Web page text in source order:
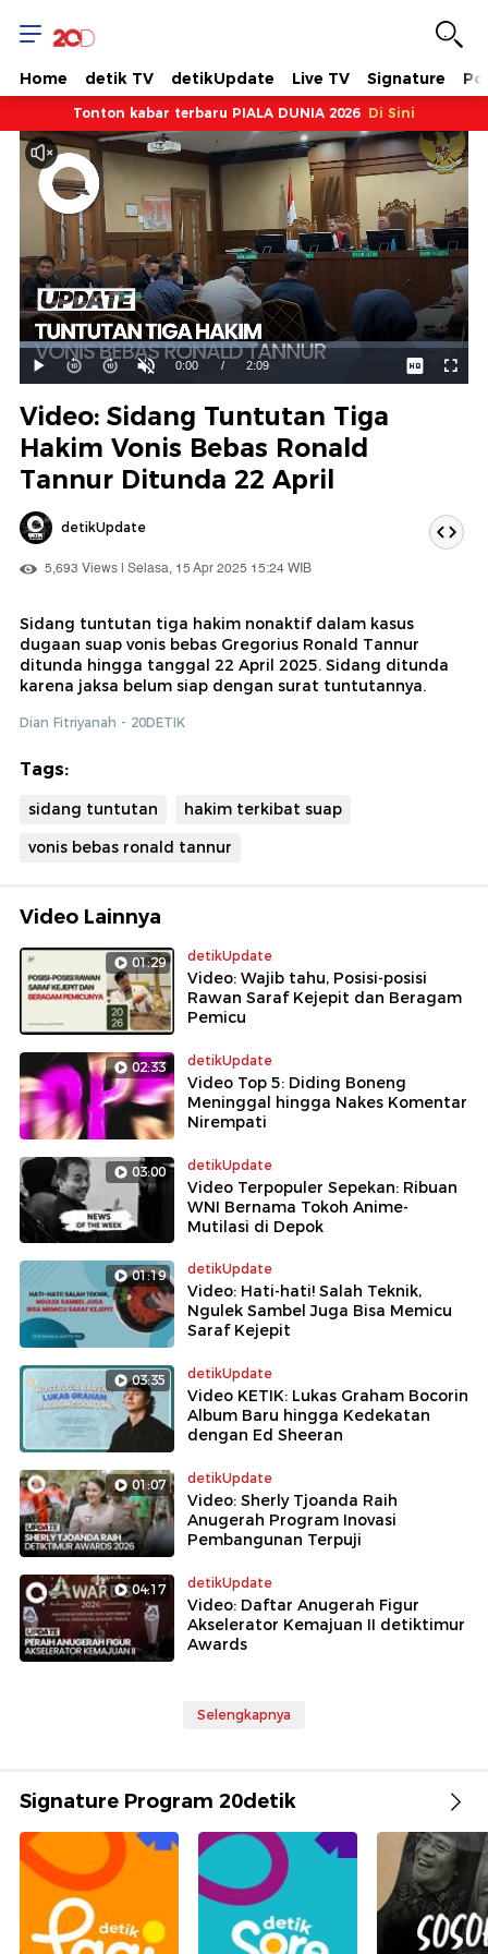
Home detik TV detikUpdate Live TV Signature
Tonton kabar terbaru PIALA DUNIA 2026 Di Sini
Mainkan
Suara
Hidup
Waktu
0:00 / Durasi
2:09
Dimuat:
52.99%
Video: Sidang Tuntutan Tiga
Hakim Vonis Bebas Ronald
Tannur Ditunda 22 April
detikUpdate
5,693 Views | Selasa, 15 Apr 2025 15:24 WIB
Sidang tuntutan tiga hakim nonaktif dalam kasus
dugaan suap vonis bebas Gregorius Ronald Tannur
ditunda hingga tanggal 22 April 2025. Sidang ditunda
karena jaksa belum siap dengan surat tuntutannya.
Dian Fitriyanah - 20DETIK
Tags:
sidang tuntutan
hakim terkibat suap
vonis bebas ronald tannur
Video Lainnya
01:29 detikUpdate
Video: Wajib tahu, Posisi-posisi
Rawan Saraf Kejepit dan Beragam
Pemicu
02:33 detikUpdate
Video Top 5: Diding Boneng
Meninggal hingga Nakes Komentar
Nirempati
03:00 detikUpdate
Video Terpopuler Sepekan: Ribuan
WNI Bernama Tokoh Anime-
Mutilasi di Depok
01:19 detikUpdate
Video: Hati-hati! Salah Teknik,
Ngulek Sambel Juga Bisa Memicu
Saraf Kejepit
03:35 detikUpdate
Video KETIK: Lukas Graham Bocorin
Album Baru hingga Kedekatan
dengan Ed Sheeran
01:07 detikUpdate
Video: Sherly Tjoanda Raih
Anugerah Program Inovasi
Pembangunan Terpuji
04:17 detikUpdate
Video: Daftar Anugerah Figur
Akselerator Kemajuan II detiktimur
Awards
Selengkapnya
Signature Program 20detik